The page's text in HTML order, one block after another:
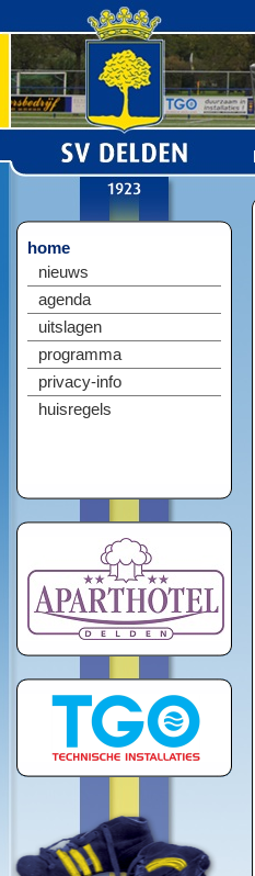
home
nieuws
agenda
uitslagen
programma
privacy-info
huisregels